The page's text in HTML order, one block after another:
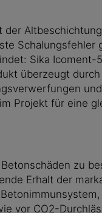
Sika
überzeugt
Projekt für eine
zu
Erhalt der
vor CO2-